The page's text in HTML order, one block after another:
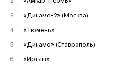
3
«Динамо-2» (Москва)
4
«Тюмень»
5
«Динамо» (Ставрополь)
6
«Иртыш»